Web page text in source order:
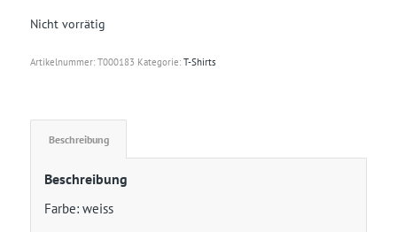
Nicht vorrätig
Artikelnummer: T000183 Kategorie: T-Shirts
Beschreibung
Beschreibung
Farbe: weiss